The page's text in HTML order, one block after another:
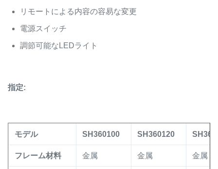
リモートによる内容の容易な変更
電源スイッチ
調節可能なLEDライト
指定:
モデル SH360100 SH360120
フレーム材料 金属 金属 金属